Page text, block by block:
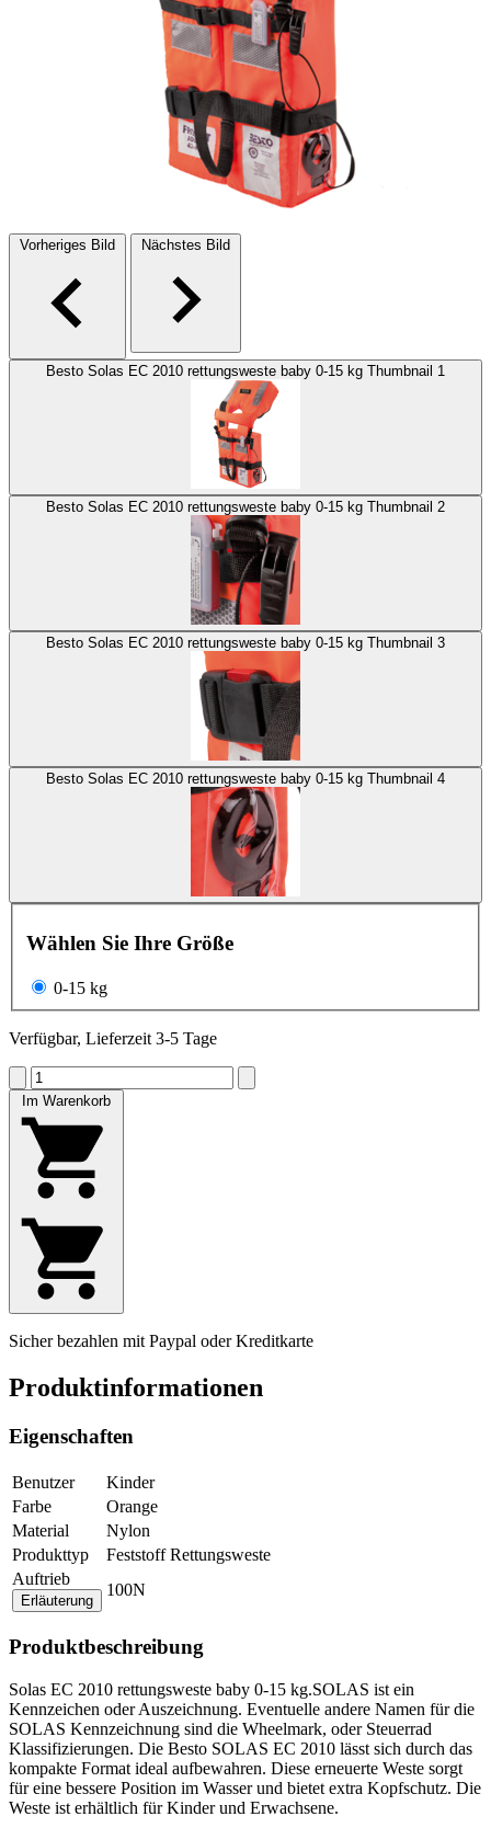
Vorheriges Bild Nächstes Bild
Besto Solas EC 2010 rettungsweste baby 0-15 kg Thumbnail 1
Besto Solas EC 2010 rettungsweste baby 0-15 kg Thumbnail 2
Besto Solas EC 2010 rettungsweste baby 0-15 kg Thumbnail 3
Besto Solas EC 2010 rettungsweste baby 0-15 kg Thumbnail 4
Wählen Sie Ihre Größe
0-15 kg
Verfügbar, Lieferzeit 3-5 Tage
Im Warenkorb
Sicher bezahlen mit Paypal oder Kreditkarte
Produktinformationen
Eigenschaften
Benutzer
Kinder
Farbe
Orange
Material
Nylon
Produkttyp
Feststoff Rettungsweste
Auftrieb
Erläuterung
100N
Produktbeschreibung
Solas EC 2010 rettungsweste baby 0-15 kg.SOLAS ist ein
Kennzeichen oder Auszeichnung. Eventuelle andere Namen für die
SOLAS Kennzeichnung sind die Wheelmark, oder Steuerrad
Klassifizierungen. Die Besto SOLAS EC 2010 lässt sich durch das
kompakte Format ideal aufbewahren. Diese erneuerte Weste sorgt
für eine bessere Position im Wasser und bietet extra Kopfschutz. Die
Weste ist erhältlich für Kinder und Erwachsene.